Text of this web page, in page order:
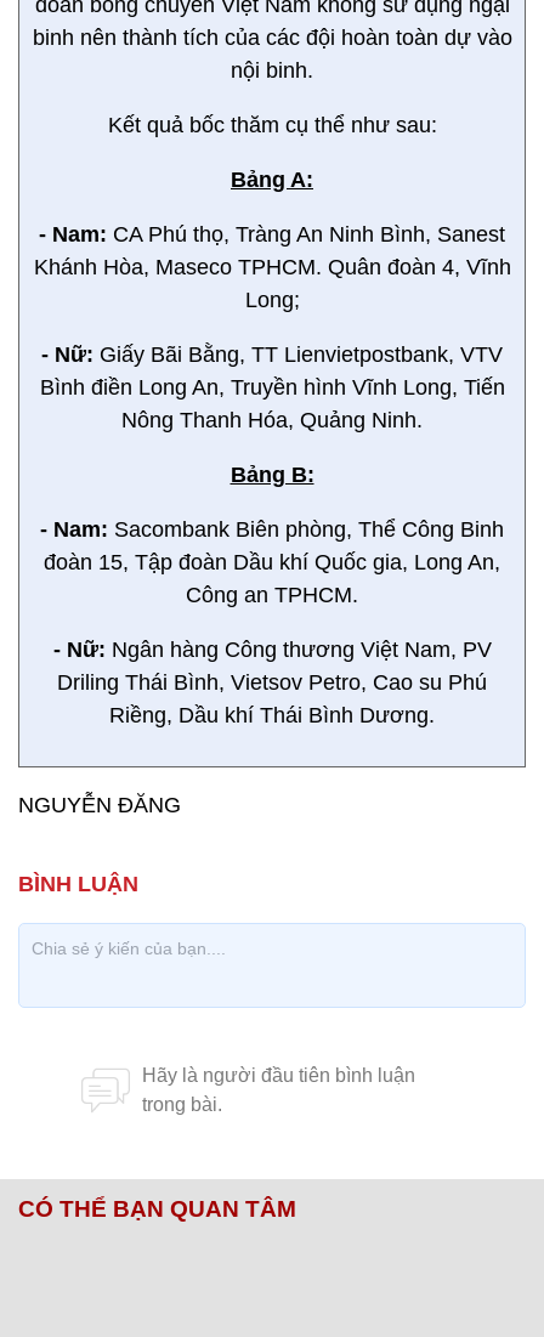
đoàn bóng chuyền Việt Nam không sử dụng ngại
binh nên thành tích của các đội hoàn toàn dự vào
nội binh.
Kết quả bốc thăm cụ thể như sau:
Bảng A:
- Nam: CA Phú thọ, Tràng An Ninh Bình, Sanest
Khánh Hòa, Maseco TPHCM. Quân đoàn 4, Vĩnh
Long;
- Nữ: Giấy Bãi Bằng, TT Lienvietpostbank, VTV
Bình điền Long An, Truyền hình Vĩnh Long, Tiến
Nông Thanh Hóa, Quảng Ninh.
Bảng B:
- Nam: Sacombank Biên phòng, Thể Công Binh
đoàn 15, Tập đoàn Dầu khí Quốc gia, Long An,
Công an TPHCM.
- Nữ: Ngân hàng Công thương Việt Nam, PV
Driling Thái Bình, Vietsov Petro, Cao su Phú
Riềng, Dầu khí Thái Bình Dương.
NGUYỄN ĐĂNG
CÓ THỂ BẠN QUAN TÂM